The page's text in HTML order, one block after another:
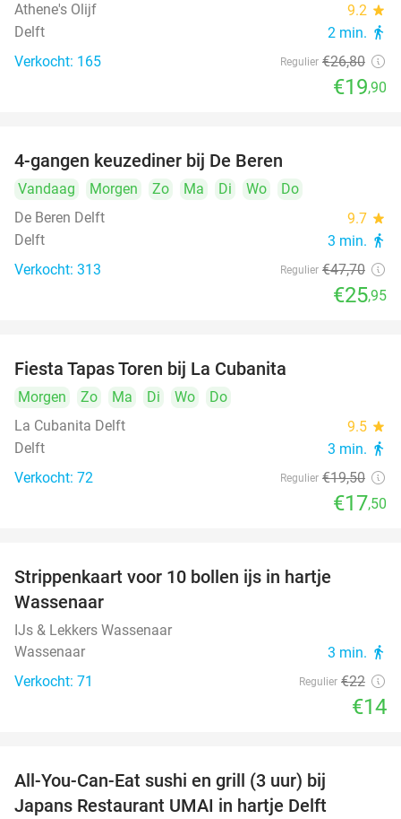
Athene's Olijf
9.2 star
Delft 2 min. directions_walk
Verkocht: 165 Regulier €26,80
€19,90
4-gangen keuzediner bij De Beren
Vandaag Morgen Zo Ma Di Wo
Do
De Beren Delft
9.7 star
Delft 3 min. directions_walk
Verkocht: 313 Regulier €47,70
€25,95
Fiesta Tapas Toren bij La Cubanita
Morgen Zo Ma Di Wo
Do
La Cubanita Delft
9.5 star
Delft 3 min. directions_walk
Verkocht: 72 Regulier €19,50
€17,50
Strippenkaart voor 10 bollen ijs in hartje
Wassenaar
IJs & Lekkers Wassenaar
Wassenaar
3 min. directions_walk
Verkocht: 71 Regulier €22
€14
All-You-Can-Eat sushi en grill (3 uur) bij
Japans Restaurant UMAI in hartje Delft